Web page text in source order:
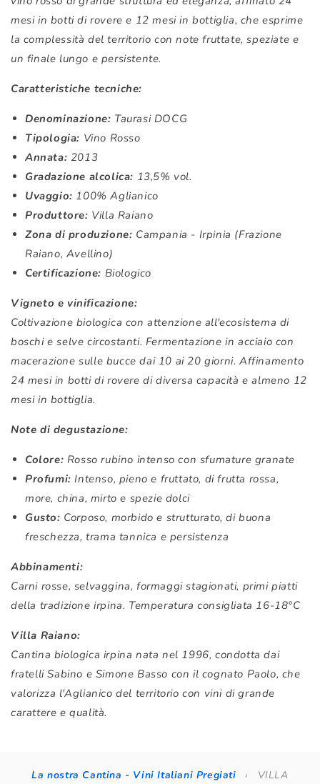
mesi in botti di rovere e 12 mesi in bottiglia, che esprime
la complessità del territorio con note fruttate, speziate e
un finale lungo e persistente.
Caratteristiche tecniche:
Denominazione: Taurasi DOCG
Tipologia: Vino Rosso
Annata: 2013
Gradazione alcolica: 13,5% vol.
Uvaggio: 100% Aglianico
Produttore: Villa Raiano
Zona di produzione: Campania - Irpinia (Frazione
Raiano, Avellino)
Certificazione: Biologico
Vigneto e vinificazione:
Coltivazione biologica con attenzione all'ecosistema di
boschi e selve circostanti. Fermentazione in acciaio con
macerazione sulle bucce dai 10 ai 20 giorni. Affinamento
24 mesi in botti di rovere di diversa capacità e almeno 12
mesi in bottiglia.
Note di degustazione:
Colore: Rosso rubino intenso con sfumature granate
Profumi: Intenso, pieno e fruttato, di frutta rossa,
more, china, mirto e spezie dolci
Gusto: Corposo, morbido e strutturato, di buona
freschezza, trama tannica e persistenza
Abbinamenti:
Carni rosse, selvaggina, formaggi stagionati, primi piatti
della tradizione irpina. Temperatura consigliata 16-18°C
Villa Raiano:
Cantina biologica irpina nata nel 1996, condotta dai
fratelli Sabino e Simone Basso con il cognato Paolo, che
valorizza l'Aglianico del territorio con vini di grande
carattere e qualità.
La nostra Cantina - Vini Italiani Pregiati ›
VILLA